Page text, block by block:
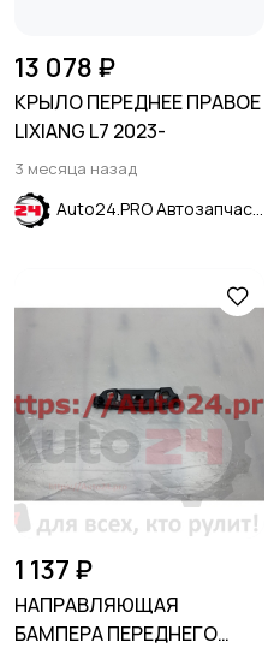
13 078 ₽
КРЫЛО ПЕРЕДНЕЕ ПРАВОЕ
LIXIANG L7 2023-
3 месяца назад
Auto24.PRO Автозапчасти
1 137 ₽
НАПРАВЛЯЮЩАЯ
БАМПЕРА ПЕРЕДНЕГО